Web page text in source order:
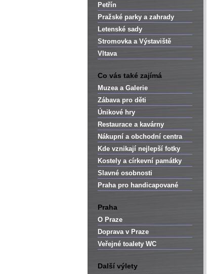
Petřín
Pražské parky a zahrady
Letenské sady
Stromovka a Výstaviště
Vltava
Co vás také zajímá
Muzea a Galerie
Zábava pro děti
Únikové hry
Restaurace a kavárny
Nákupní a obchodní centra
Kde vznikají nejlepší fotky
Kostely a církevní památky
Slavné osobnosti
Praha pro handicapované
Praha
O Praze
Doprava v Praze
Veřejné toalety WC
Další výlety